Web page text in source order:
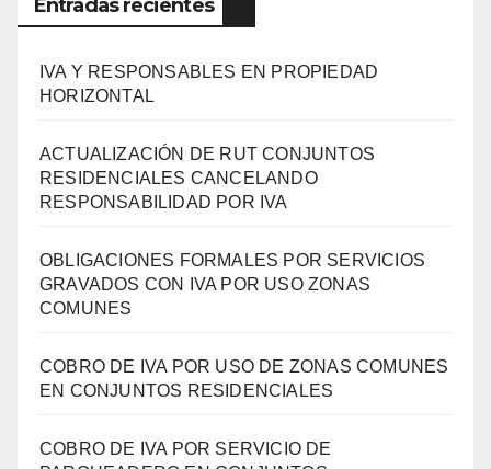
Entradas recientes
IVA Y RESPONSABLES EN PROPIEDAD
HORIZONTAL
ACTUALIZACIÓN DE RUT CONJUNTOS
RESIDENCIALES CANCELANDO
RESPONSABILIDAD POR IVA
OBLIGACIONES FORMALES POR SERVICIOS
GRAVADOS CON IVA POR USO ZONAS
COMUNES
COBRO DE IVA POR USO DE ZONAS COMUNES
EN CONJUNTOS RESIDENCIALES
COBRO DE IVA POR SERVICIO DE